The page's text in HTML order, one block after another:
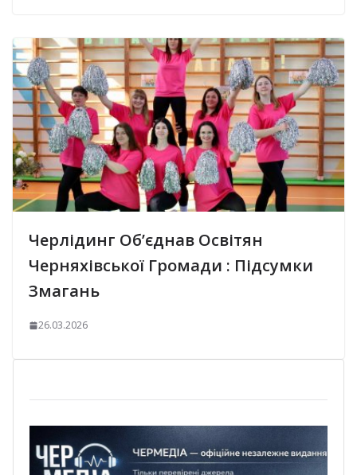
Черлідинг Об’єднав Освітян
Черняхівської Громади : Підсумки
Змагань
26.03.2026